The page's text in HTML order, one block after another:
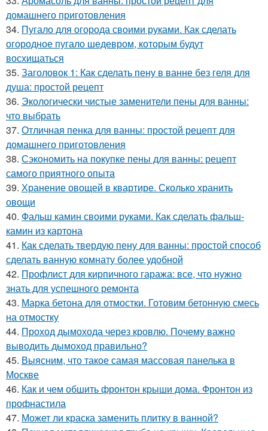
домашнего приготовления
34. Пугало для огорода своими руками. Как сделать
огородное пугало шедевром, которым будут
восхищаться
35. Заголовок 1: Как сделать пену в ванне без геля для
душа: простой рецепт
36. Экологически чистые заменители пены для ванны:
что выбрать
37. Отличная пенка для ванны: простой рецепт для
домашнего приготовления
38. Сэкономить на покупке пены для ванны: рецепт
самого приятного опыта
39. Хранение овощей в квартире. Сколько хранить
овощи
40. Фальш камин своими руками. Как сделать фальш-
камин из картона
41. Как сделать твердую пену для ванны: простой способ
сделать ванную комнату более удобной
42. Профлист для кирпичного гаража: все, что нужно
знать для успешного ремонта
43. Марка бетона для отмостки. Готовим бетонную смесь
на отмостку
44. Проход дымохода через кровлю. Почему важно
выводить дымоход правильно?
45. Выясним, что такое самая массовая панелька в
Москве
46. Как и чем обшить фронтон крыши дома. Фронтон из
профнастила
47. Может ли краска заменить плитку в ванной?